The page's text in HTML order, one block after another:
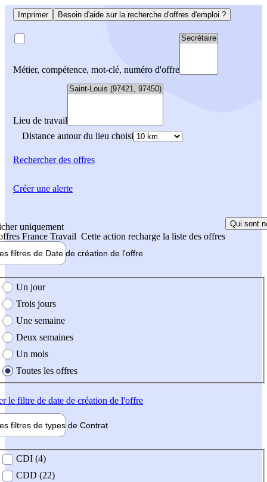
Imprimer Besoin d'aide sur la recherche d'offres d'emploi ?
Métier, compétence, mot-clé, numéro d'offre
Lieu de travail
Distance autour du lieu choisi
Rechercherdes offres
uniquement
France Travail Cette action recharge la liste des offres
Qui sont
filtres de Date de création de l'offre
création de l'offre
Un jour
Trois jours
Une semaine
Deux semaines
Un mois
Toutes les offres
le filtre de date de création de l'offre
filtres de types de Contrat
contrat
CDI (4)
CDD (22)
Créer une alerte